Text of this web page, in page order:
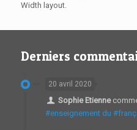
Width layout.
Derniers
20 avril 2020
Sophie Etienne
#enseignement du